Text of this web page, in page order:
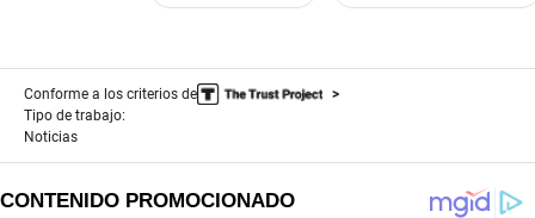
Conforme a los criterios de
Tipo de trabajo:
Noticias